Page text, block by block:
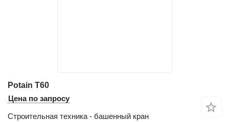
Potain T60
Цена по запросу
Строительная техника - башенный кран